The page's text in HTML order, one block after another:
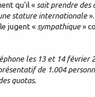
qu'il « sait prendre des
stature internationale».
jugent « sympathique»
les 13 et 14 février
de 1.004
quotas.